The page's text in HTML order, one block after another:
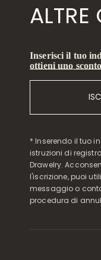
ALTRE
Inserisci il tuo
ottieni uno
* Inserendo il tuo
istruzioni di
Drawelry.
l'iscrizione, puoi
messaggio o
procedura di